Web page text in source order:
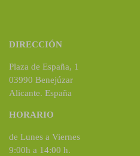
DIRECCIÓN
Plaza de España, 1
03990 Benejúzar
Alicante. España
HORARIO
de Lunes a Viernes
9:00h a 14:00 h.